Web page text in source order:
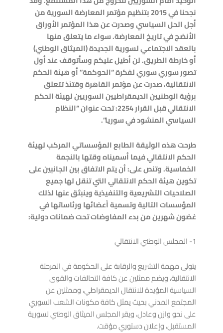
نجحنا في 2015 بتنظيم مؤتمر المعارضة السورية من
أجل الحل السياسي وصدرت عن هذا المؤتمر الأوراق
الأنضج في تاريخ المعارضة. سواء ما يتعلق منها
بالعقد الاجتماعي لسورية الجديدة (الميثاق الوطني)
أو خارطة الطريق. لن أطيل عليكم وسأتوقف عند أول
تصور سوري سوري لفكرة “الحوكمة” أو هيئة الحكم
الانتقالية، صدرت عن مؤتمر القاهرة وقتئذ تتعلق
برؤية الوطنيين الديمقراطيين السوريين لهيئة الحكم
الانتقالي قبل القرار 2254: تحت عنوان “النظام
السياسي المنشود في سوريا”.
طرحت هذه الوثيقة الطابع المؤسساتي المركب لهيئة
الحكم الانتقالي فيما أسميناه وقتها بالنجمة
الخماسية. وتنص على: أن يتم الاتفاق بين الجانبين على
تكوين هيئة الحكم الانتقالي التي تنقل لها جميع
الصلاحيات التشريعية والتنفيذية وينبثق عنها لذلك
المؤسسات التالية وتسمية أعضائها ورئاساتها في
غضون شهرين من بدء المفاوضات تحت ضمانات دولية:
يتولى مهمة التشريع والرقابة على الحكومة في المرحلة
الانتقالية، ويضم ممثلين عن كافة التحالفات والقوى
السياسية المؤيدة للانتقال الديمقراطي، وممثلين عن
المجتمع المدني بحيث يمثل كافة مكونات الشعب السوري
على نحو وازن وعادل، ويقر المجلس الميثاق الوطني لسورية
المستقبل، وإعلان دستوري مؤقت.